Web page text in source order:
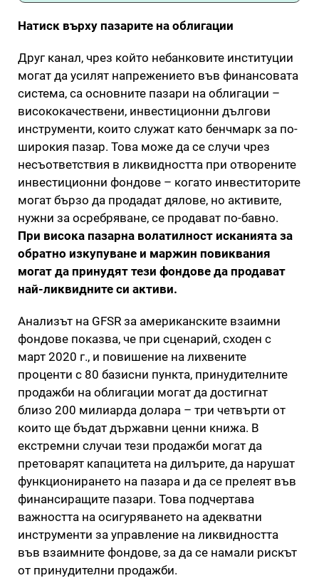
Натиск върху пазарите на облигации
Друг канал, чрез който небанковите институции
могат да усилят напрежението във финансовата
система, са основните пазари на облигации –
висококачествени, инвестиционни дългови
инструменти, които служат като бенчмарк за по-
широкия пазар. Това може да се случи чрез
несъответствия в ликвидността при отворените
инвестиционни фондове – когато инвеститорите
могат бързо да продадат дялове, но активите,
нужни за осребряване, се продават по-бавно.
При висока пазарна волатилност исканията за
обратно изкупуване и маржин повиквания
могат да принудят тези фондове да продават
най-ликвидните си активи.
Анализът на GFSR за американските взаимни
фондове показва, че при сценарий, сходен с
март 2020 г., и повишение на лихвените
проценти с 80 базисни пункта, принудителните
продажби на облигации могат да достигнат
близо 200 милиарда долара – три четвърти от
които ще бъдат държавни ценни книжа. В
екстремни случаи тези продажби могат да
претоварят капацитета на дилърите, да нарушат
функционирането на пазара и да се прелеят във
финансиращите пазари. Това подчертава
важността на осигуряването на адекватни
инструменти за управление на ликвидността
във взаимните фондове, за да се намали рискът
от принудителни продажби.